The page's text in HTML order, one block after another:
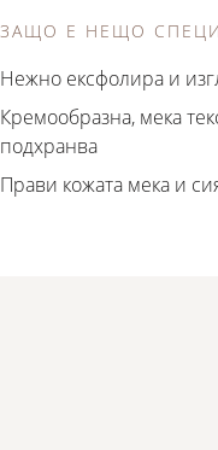
ЗАЩО Е НЕЩО
Нежно ексфолира и
Кремообразна, мека
подхранва
Прави кожата мека и